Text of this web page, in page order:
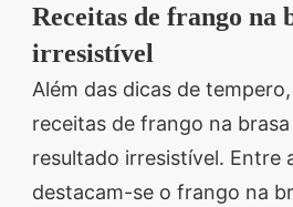
Receitas de frango na
irresistível
Além das dicas de
receitas de frango na
resultado irresistível. Entre
destacam-se o frango na